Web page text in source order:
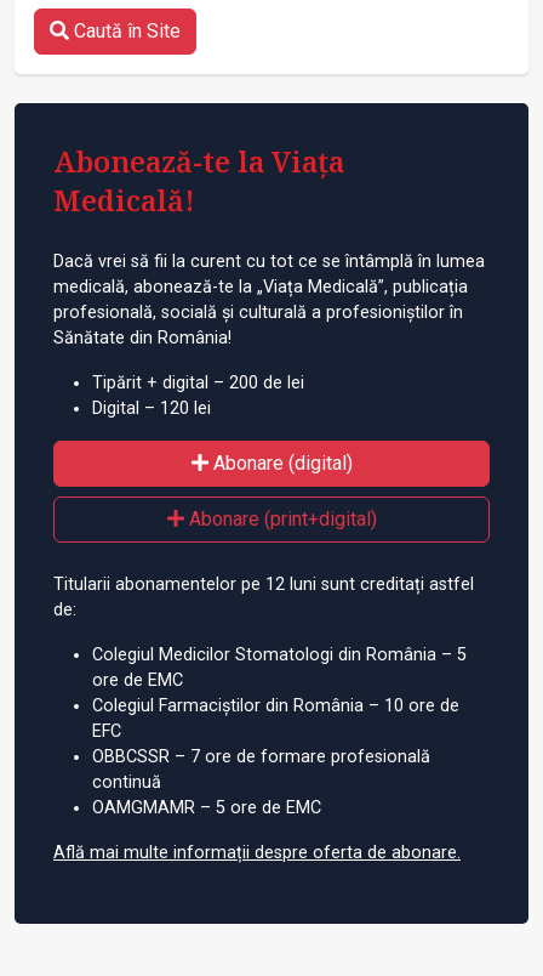
Caută în Site
Abonează-te la Viața
Medicală!
Dacă vrei să fii la curent cu tot ce se întâmplă în lumea
medicală, abonează-te la „Viața Medicală”, publicația
profesională, socială și culturală a profesioniștilor în
Sănătate din România!
Tipărit + digital – 200 de lei
Digital – 120 lei
Abonare (digital)
Abonare (print+digital)
Titularii abonamentelor pe 12 luni sunt creditați astfel
de:
Colegiul Medicilor Stomatologi din România – 5
ore de EMC
Colegiul Farmaciștilor din România – 10 ore de
EFC
OBBCSSR – 7 ore de formare profesională
continuă
OAMGMAMR – 5 ore de EMC
Află mai multe informații despre oferta de abonare.